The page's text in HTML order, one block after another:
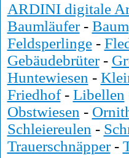
ARDINI digitale
Baumläufer-
Feldsperlinge-
Gebäudebrüter-
Huntewiesen -
Friedhof- Libellen
Obstwiesen -
Schleiereulen -
Trauerschnäpper-